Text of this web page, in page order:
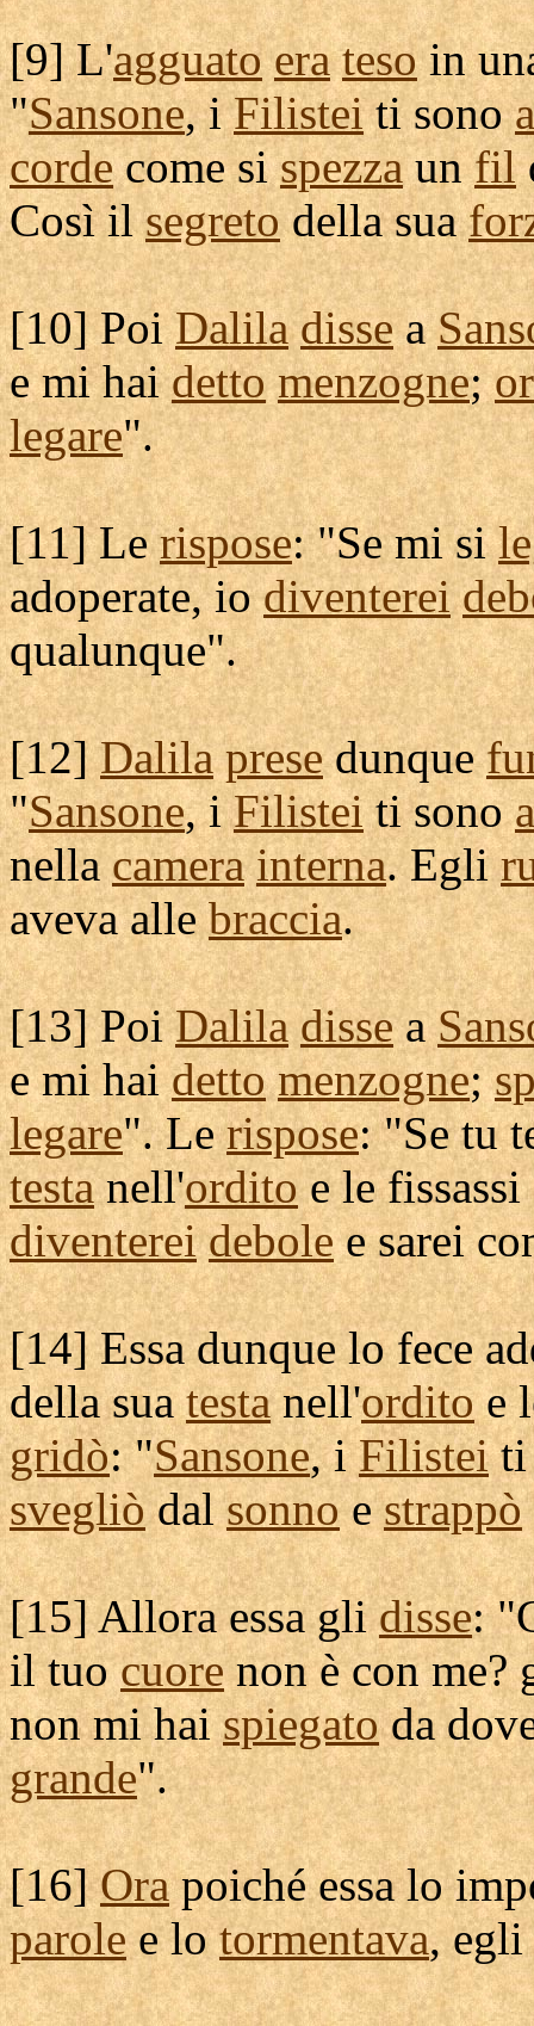
[9] L'agguato era tesoin
"Sansone, iFilisteiti sono
cordecome sispezzaunfil
Così ilsegretodella sua
[10] PoiDalila dissea
e mi haidetto menzogne;
legare".
[11] Lerispose: "Se mi si
adoperate, iodiventerei
qualunque".
[12]Dalila presedunque
"Sansone, iFilisteiti sono
nellacamera interna. Egli
aveva allebraccia.
[13] PoiDalila dissea
e mi haidetto menzogne;
legare". Lerispose: "Se tu
testanell'orditoe lefissassi
diventerei debolee sarei
[14] Essa dunque lo fece
della suatestanell'orditoe
gridò: "Sansone, iFilisteiti
svegliòdalsonnoestrappò
[15] Allora essa glidisse:
il tuocuorenon è con me?
non mi haispiegatoda
grande".
[16]Orapoiché essa lo
parolee lotormentava,